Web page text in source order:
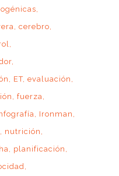
cerebro
ET evaluación
fuerza
Ironman
nutrición
planificación